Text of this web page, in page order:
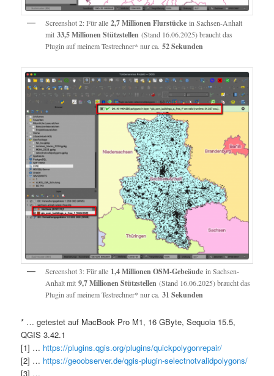
Screenshot 2: Für alle2,7 Millionen Flurstücke in Sachsen-Anhalt
mit33,5 Millionen Stützstellen (Stand 16.06.2025) braucht das
Plugin auf meinem Testrechner* nur ca.52 Sekunden
Screenshot 3: Für alle 1,4 Millionen OSM-Gebeäude in Sachsen-
Anhalt mit9,7 Millionen Stützstellen (Stand 16.06.2025) braucht das
Plugin auf meinem Testrechner* nur ca.31 Sekunden
* … getestet auf MacBook Pro M1, 16 GByte, Sequoia 15.5,
QGIS 3.42.1
[1] … https://plugins.qgis.org/plugins/quickpolygonrepair/
[2] … https://geoobserver.de/qgis-plugin-selectnotvalidpolygons/
[3] …